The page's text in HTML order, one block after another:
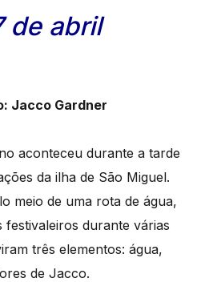
de abril
Jacco Gardner
aconteceu durante a tarde
da ilha de São Miguel.
meio de uma rota de água,
durante várias
três elementos: água,
de Jacco.